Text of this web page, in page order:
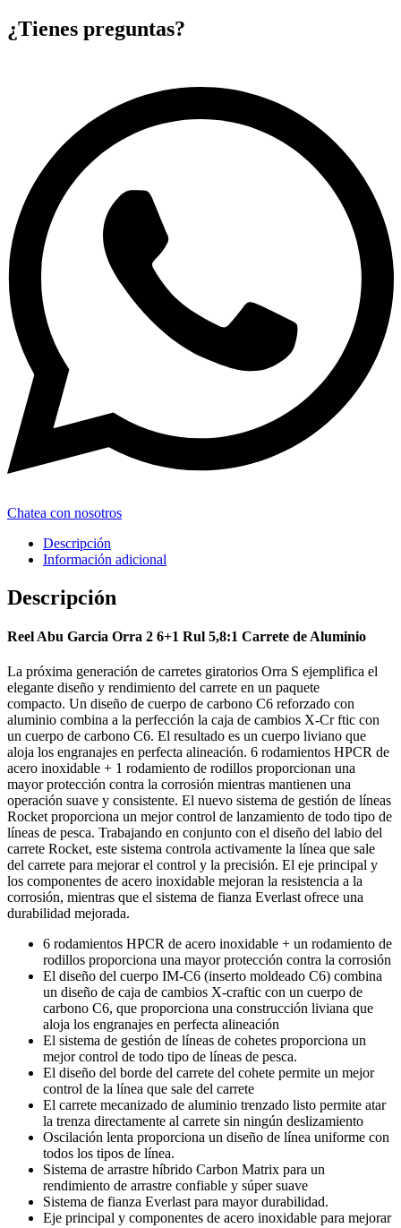
¿Tienes preguntas?
Chatea con nosotros
Descripción
Información adicional
Descripción
Reel Abu Garcia Orra 2 6+1 Rul 5,8:1 Carrete de Aluminio
La próxima generación de carretes giratorios Orra S ejemplifica el
elegante diseño y rendimiento del carrete en un paquete
compacto. Un diseño de cuerpo de carbono C6 reforzado con
aluminio combina a la perfección la caja de cambios X-Cr ftic con
un cuerpo de carbono C6. El resultado es un cuerpo liviano que
aloja los engranajes en perfecta alineación. 6 rodamientos HPCR de
acero inoxidable + 1 rodamiento de rodillos proporcionan una
mayor protección contra la corrosión mientras mantienen una
operación suave y consistente. El nuevo sistema de gestión de líneas
Rocket proporciona un mejor control de lanzamiento de todo tipo de
líneas de pesca. Trabajando en conjunto con el diseño del labio del
carrete Rocket, este sistema controla activamente la línea que sale
del carrete para mejorar el control y la precisión. El eje principal y
los componentes de acero inoxidable mejoran la resistencia a la
corrosión, mientras que el sistema de fianza Everlast ofrece una
durabilidad mejorada.
6 rodamientos HPCR de acero inoxidable + un rodamiento de
rodillos proporciona una mayor protección contra la corrosión
El diseño del cuerpo IM-C6 (inserto moldeado C6) combina
un diseño de caja de cambios X-craftic con un cuerpo de
carbono C6, que proporciona una construcción liviana que
aloja los engranajes en perfecta alineación
El sistema de gestión de líneas de cohetes proporciona un
mejor control de todo tipo de líneas de pesca.
El diseño del borde del carrete del cohete permite un mejor
control de la línea que sale del carrete
El carrete mecanizado de aluminio trenzado listo permite atar
la trenza directamente al carrete sin ningún deslizamiento
Oscilación lenta proporciona un diseño de línea uniforme con
todos los tipos de línea.
Sistema de arrastre híbrido Carbon Matrix para un
rendimiento de arrastre confiable y súper suave
Sistema de fianza Everlast para mayor durabilidad.
Eje principal y componentes de acero inoxidable para mejorar